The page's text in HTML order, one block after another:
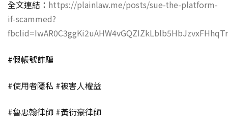
全文連結： https://plainlaw.me/posts/sue-the-platform-
if-scammed?
#假帳號詐騙
#使用者隱私 #被害人權益
#魯忠翰律師 #黃衍豪律師